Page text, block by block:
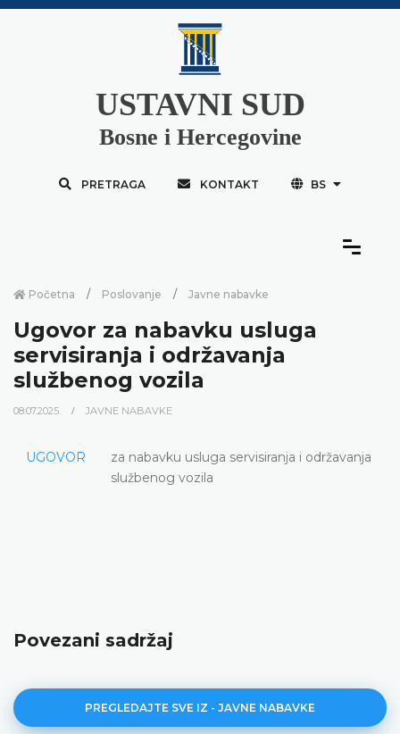
USTAVNI SUD
Bosne i Hercegovine
PRETRAGA KONTAKT BS
Početna Poslovanje Javne nabavke
Ugovor za nabavku usluga
servisiranja i održavanja
službenog vozila
08.07.2025. JAVNE NABAVKE
UGOVOR
za nabavku usluga servisiranja i održavanja
službenog vozila
Povezani sadržaj
PREGLEDAJTE SVE IZ - JAVNE NABAVKE